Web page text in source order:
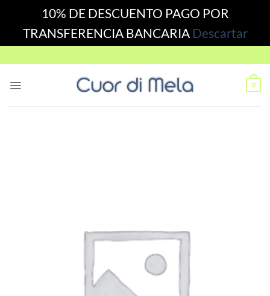
10% DE DESCUENTO PAGO POR
TRANSFERENCIA BANCARIA Descartar
to
0